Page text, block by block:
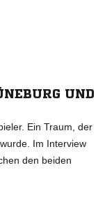
UND
Ein Traum, der
Im Interview
den beiden